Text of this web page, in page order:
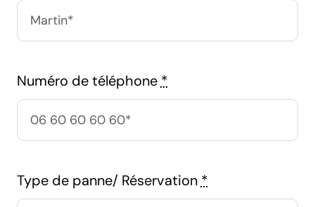
Numéro de téléphone *
Type de panne/ Réservation *